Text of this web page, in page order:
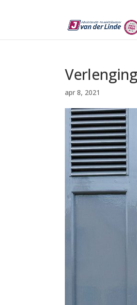
apr 8, 2021